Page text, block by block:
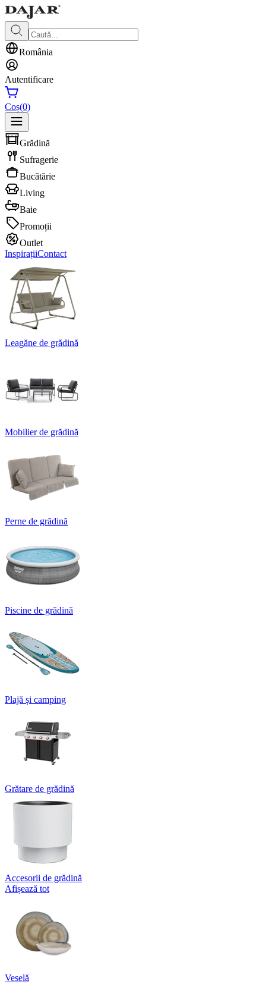
România
Autentificare
Coș(0)
Grădină
Sufragerie
Bucătărie
Living
Baie
Promoții
Outlet
InspirațiiContact
Leagăne de grădină
Mobilier de grădină
Perne de grădină
Piscine de grădină
Plajă și camping
Grătare de grădină
Accesorii de grădină
Afișează tot
Veselă